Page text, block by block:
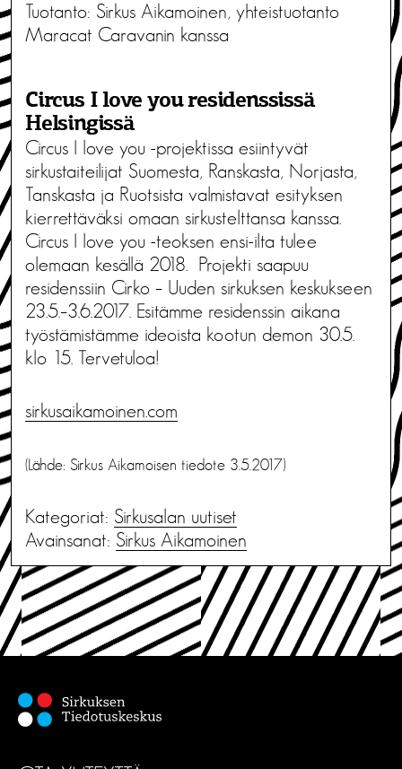
Tuotanto: Sirkus Aikamoinen, yhteistuotanto
Maracat Caravanin kanssa
Circus I love you residenssissä
Helsingissä
Circus I love you -projektissa esiintyvät
sirkustaiteilijat Suomesta, Ranskasta, Norjasta,
Tanskasta ja Ruotsista valmistavat esityksen
kierrettäväksi omaan sirkustelttansa kanssa.
Circus I love you -teoksen ensi-ilta tulee
olemaan kesällä 2018. Projekti saapuu
residenssiin Cirko – Uuden sirkuksen keskukseen
23.5.–3.6.2017. Esitämme residenssin aikana
työstämistämme ideoista kootun demon 30.5.
klo 15. Tervetuloa!
sirkusaikamoinen.com
(Lähde: Sirkus Aikamoisen tiedote 3.5.2017)
Kategoriat: Sirkusalan uutiset
Avainsanat: Sirkus Aikamoinen